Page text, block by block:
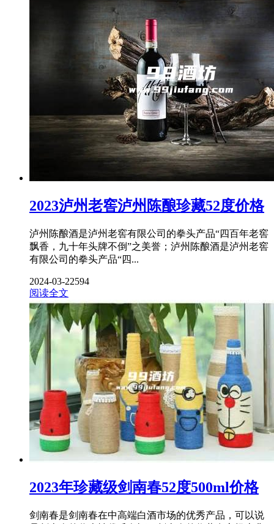
2023泸州老窖泸州陈酿珍藏52度价格
泸州陈酿酒是泸州老窖有限公司的拳头产品“四百年老窖
飘香，九十年头牌不倒”之美誉；泸州陈酿酒是泸州老窖
有限公司的拳头产品“四...
2024-03-22594
阅读全文
2023年珍藏级剑南春52度500ml价格
剑南春是剑南春在中高端白酒市场的优秀产品，可以说